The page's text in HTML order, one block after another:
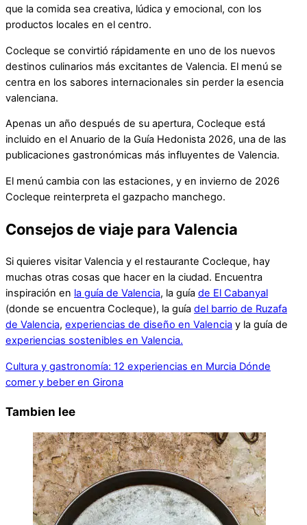
que la comida sea creativa, lúdica y emocional, con los
productos locales en el centro.
Cocleque se convirtió rápidamente en uno de los nuevos
destinos culinarios más excitantes de Valencia. El menú se
centra en los sabores internacionales sin perder la esencia
valenciana.
Apenas un año después de su apertura, Cocleque está
incluido en el Anuario de la Guía Hedonista 2026, una de las
publicaciones gastronómicas más influyentes de Valencia.
El menú cambia con las estaciones, y en invierno de 2026
Cocleque reinterpreta el gazpacho manchego.
Consejos de viaje para Valencia
Si quieres visitar Valencia y el restaurante Cocleque, hay
muchas otras cosas que hacer en la ciudad. Encuentra
inspiración en la guía de Valencia, la guía de El Cabanyal
(donde se encuentra Cocleque), la guía del barrio de Ruzafa
de Valencia, experiencias de diseño en Valencia y la guía de
experiencias sostenibles en Valencia.
Cultura y gastronomía: 12 experiencias en Murcia Dónde
comer y beber en Girona
Tambien lee